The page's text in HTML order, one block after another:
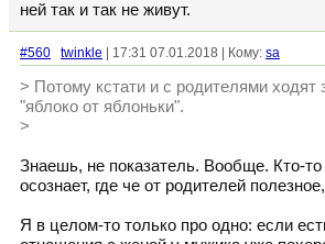
ней так и так не живут.
#560 twinkle | 17:31 07.01.2018 | Кому: sa
> Потому кстати и с родителями ходят
"яблоко от яблоньки".
>
Знаешь, не показатель. Вообще. Кто-то
осознает, где че от родителей
Я в целом-то только про одно: если